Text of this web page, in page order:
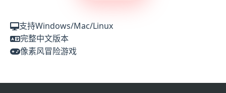
支持Windows/Mac/Linux
完整中文版本
像素风冒险游戏